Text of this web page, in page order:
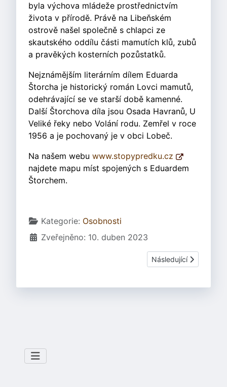
byla výchova mládeže prostřednictvím
života v přírodě. Právě na Libeňském
ostrově našel společně s chlapci ze
skautského oddílu části mamutích klů, zubů
a pravěkých kosterních pozůstatků.
Nejznámějším literárním dílem Eduarda
Štorcha je historický román Lovci mamutů,
odehrávající se ve starší době kamenné.
Další Štorchova díla jsou Osada Havranů, U
Veliké řeky nebo Volání rodu. Zemřel v roce
1956 a je pochovaný je v obci Lobeč.
Na našem webu www.stopypredku.cz
najdete mapu míst spojených s Eduardem
Štorchem.
Základní údaje
Kategorie: Osobnosti
Zveřejněno: 10. duben 2023
Další článek: Martin
Následující